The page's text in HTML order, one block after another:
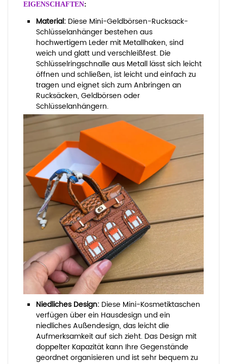
EIGENSCHAFTEN:
Material: Diese Mini-Geldbörsen-Rucksack-
Schlüsselanhänger bestehen aus
hochwertigem Leder mit Metallhaken, sind
weich und glatt und verschleißfest. Die
Schlüsselringschnalle aus Metall lässt sich leicht
öffnen und schließen, ist leicht und einfach zu
tragen und eignet sich zum Anbringen an
Rucksäcken, Geldbörsen oder
Schlüsselanhängern.
Niedliches Design: Diese Mini-Kosmetiktaschen
verfügen über ein Hausdesign und ein
niedliches Außendesign, das leicht die
Aufmerksamkeit auf sich zieht. Das Design mit
doppelter Kapazität kann Ihre Gegenstände
geordnet organisieren und ist sehr bequem zu